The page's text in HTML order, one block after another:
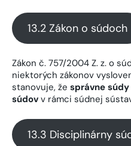
13.2 Zákon o súdoch
Zákon č. 757/2004 Z. z. o
niektorých zákonov
stanovuje, že správne
súdov v rámci súdnej
13.3 Disciplinárny